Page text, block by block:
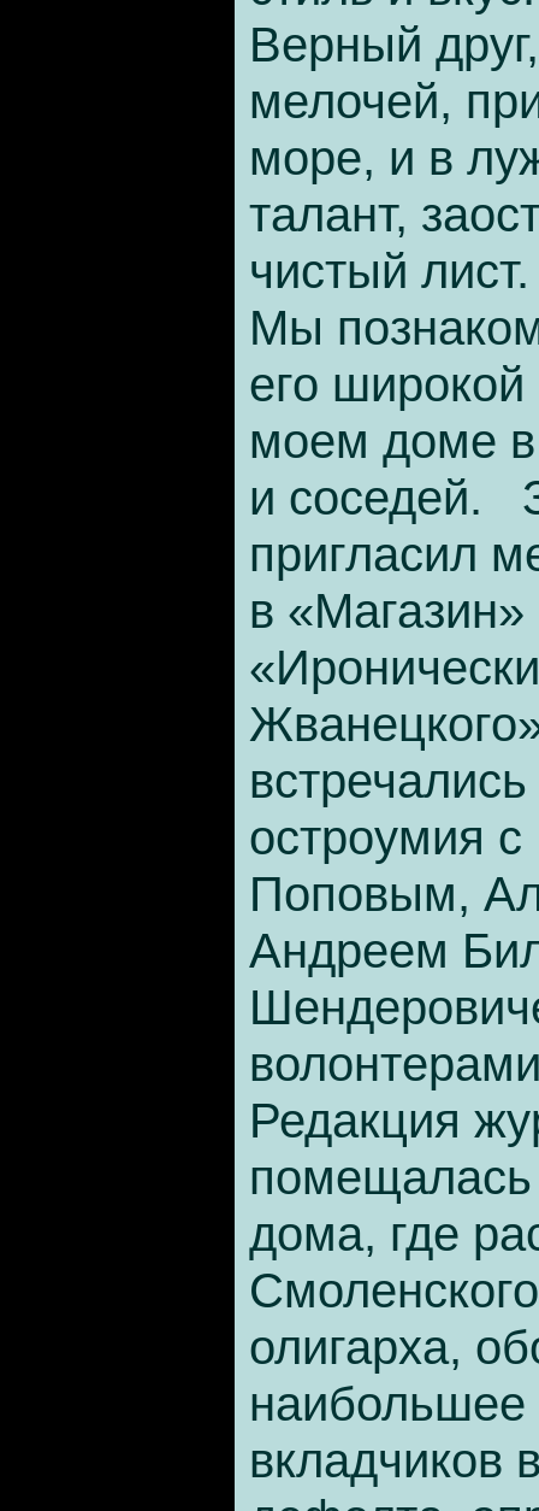
Верный
мелочей,
море, и в
талант,
чистый лист.
Мы
его широкой
моем доме
и соседей.
пригласил
в
остроумия
Поповым,
Андреем
Редакция
дома, где
олигарха,
наибольшее
вкладчиков